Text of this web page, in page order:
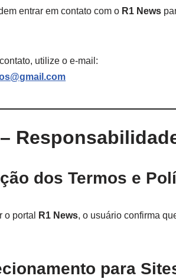
entrar em contato com o R1 News
utilize o e-mail:
dos Termos e
o portal R1 News, o usuário confirma
para